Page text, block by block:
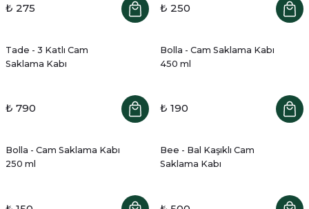
₺ 275 ₺ 250
Tade - 3 Katlı Cam
Saklama Kabı
₺ 790
Bolla - Cam Saklama Kabı
450 ml
₺ 190
Bolla - Cam Saklama Kabı
250 ml
Bee - Bal Kaşıklı Cam
Saklama Kabı